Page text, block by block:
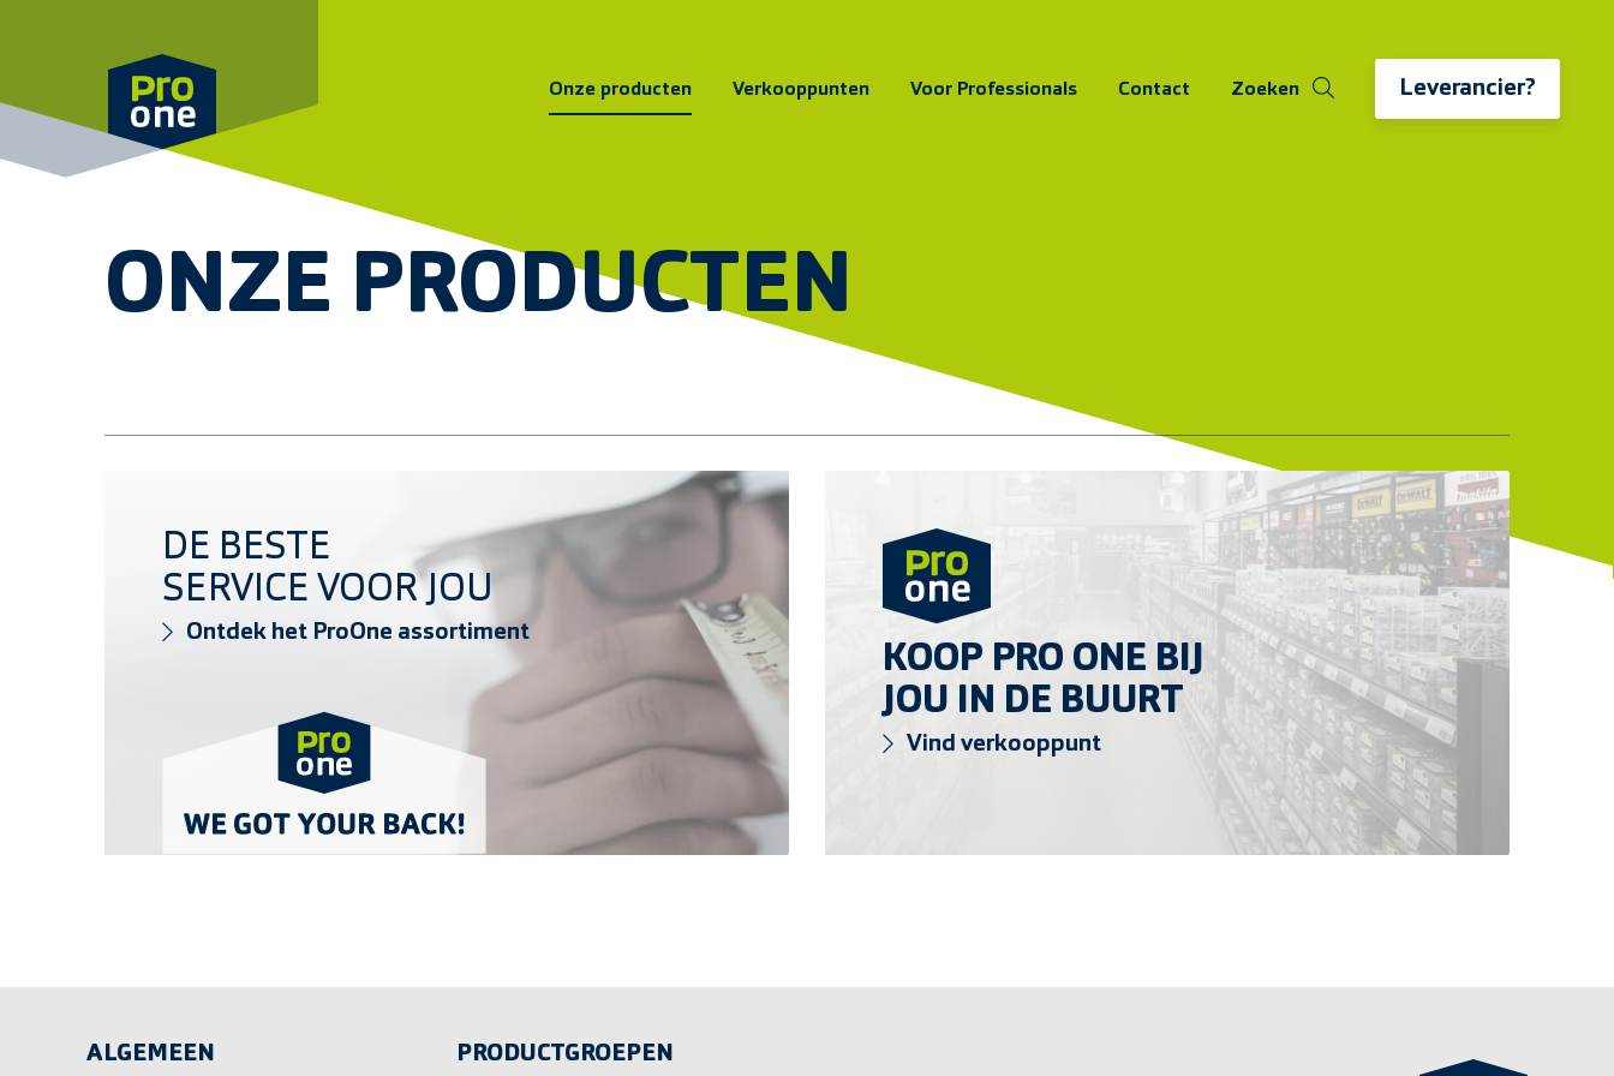
Onze producten Verkooppunten Voor Professionals Contact Zoeken Leverancier?
ONZE PRODUCTEN
DE BESTE
SERVICE VOOR JOU
Ontdek het ProOne assortiment
KOOP PRO ONE BIJ
JOU IN DE BUURT
Vind verkooppunt
ALGEMEEN PRODUCTGROEPEN